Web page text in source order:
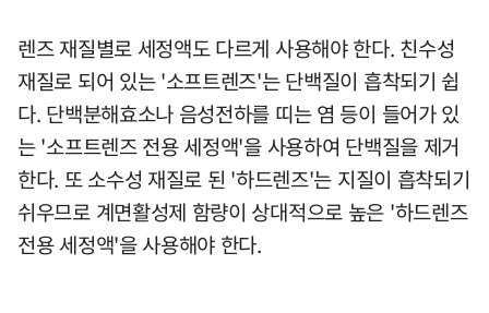
렌즈 재질별로 세정액도 다르게 사용해야 한다. 친수성
재질로 되어 있는 '소프트렌즈'는 단백질이 흡착되기 쉽
다. 단백분해효소나 음성전하를 띠는 염 등이 들어가 있
는 '소프트렌즈 전용 세정액'을 사용하여 단백질을 제거
한다. 또 소수성 재질로 된 '하드렌즈'는 지질이 흡착되기
쉬우므로 계면활성제 함량이 상대적으로 높은 '하드렌즈
전용 세정액'을 사용해야 한다.